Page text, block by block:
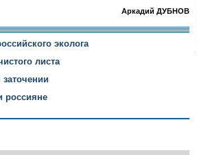
Аркадий ДУБНОВ
эколога
листа
россияне